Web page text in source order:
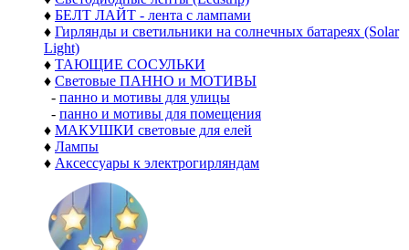
♦ БЕЛТ ЛАЙТ - лента с лампами
♦ Гирлянды и светильники на солнечных батареях (Solar
Light)
♦ ТАЮЩИЕ СОСУЛЬКИ
♦ Световые ПАННО и МОТИВЫ
- панно и мотивы для улицы
- панно и мотивы для помещения
♦ МАКУШКИ световые для елей
♦ Лампы
♦ Аксессуары к электрогирляндам